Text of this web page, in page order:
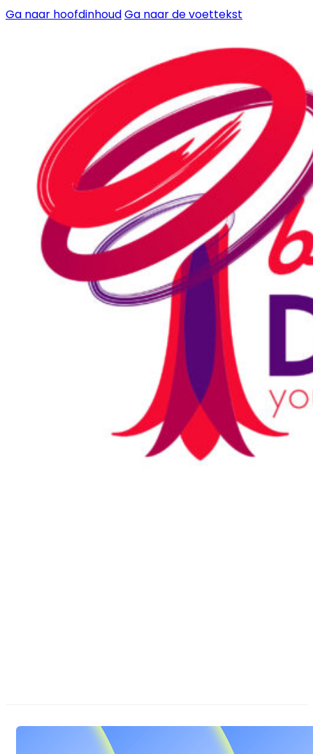
Ga naar hoofdinhoudGa naar de voettekst